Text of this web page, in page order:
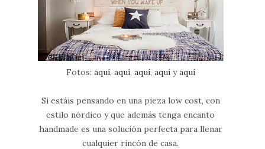
Fotos: aquí, aquí, aquí, aquíyaquí
Si estáis pensando en una pieza low cost, con
estilo nórdico y que además tenga encanto
handmade es una solución perfecta para llenar
cualquier rincón de casa.